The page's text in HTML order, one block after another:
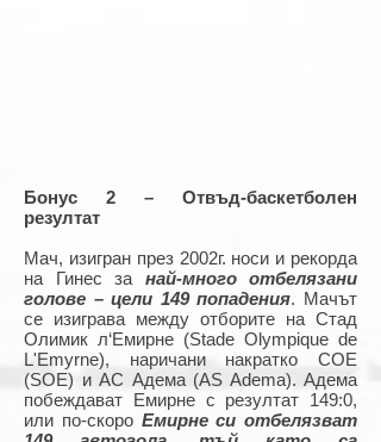
Бонус 2 – Отвъд-баскетболен
резултат
Мач, изигран през 2002г. носи и рекорда
на Гинес за най-много отбелязани
голове – цели 149 попадения. Мачът
се изиграва между отборите на Стад
Олимик л‘Емирне (Stade Olympique de
L'Emyrne), наричани накратко СОЕ
(SOE) и АС Адема (AS Adema). Адема
побеждават Емирне с резултат 149:0,
или по-скоро Емирне си отбелязват